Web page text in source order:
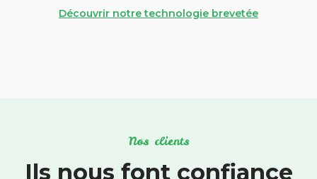
Découvrir notre technologie brevetée
Nos clients
Ils nous font confiance